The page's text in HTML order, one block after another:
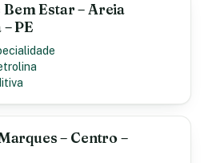
Estar – Areia
PE
– Centro –